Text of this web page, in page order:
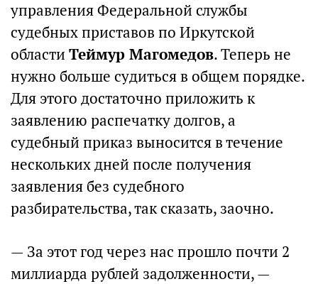
управления Федеральной службы
судебных приставов по Иркутской
области Теймур Магомедов. Теперь не
нужно больше судиться в общем порядке.
Для этого достаточно приложить к
заявлению распечатку долгов, а
судебный приказ выносится в течение
нескольких дней после получения
заявления без судебного
разбирательства, так сказать, заочно.
— За этот год через нас прошло почти 2
миллиарда рублей задолженности, —